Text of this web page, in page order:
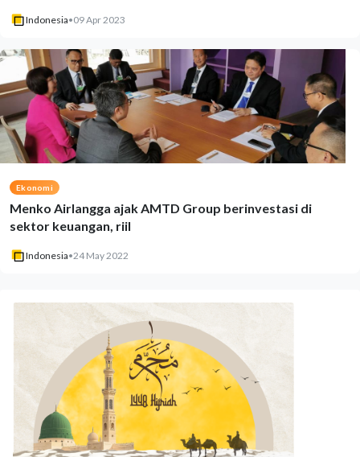
Indonesia•09 Apr 2023
Ekonomi
Menko Airlangga ajak AMTD Group berinvestasi di
sektor keuangan, riil
Indonesia•24 May 2022